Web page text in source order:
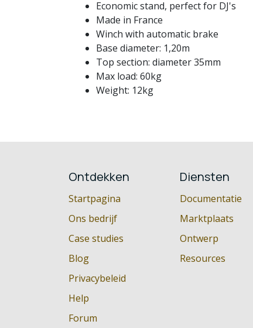
Economic stand, perfect for DJ's
Made in France
Winch with automatic brake
Base diameter: 1,20m
Top section: diameter 35mm
Max load: 60kg
Weight: 12kg
Ontdekken
Startpagina
Ons bedrijf
Case studies
Blog
Privacybeleid
Help
Forum
Diensten
Documentatie
Marktplaats
Ontwerp
Resources